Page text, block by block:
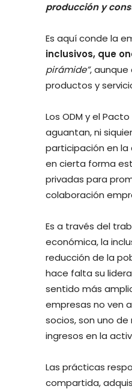
producción y
Es aquí conde la
inclusivos, que
pirámide”,
productos y
Los ODM y el
aguantan, ni
participación en la
en cierta forma
privadas para
colaboración
Es a través del
económica, la
reducción de la
hace falta su
sentido más
empresas no ven
socios, son uno
ingresos en la
Las prácticas
compartida,